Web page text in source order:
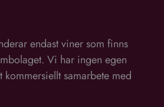
endast viner som finns
Vi har ingen egen
samarbete med